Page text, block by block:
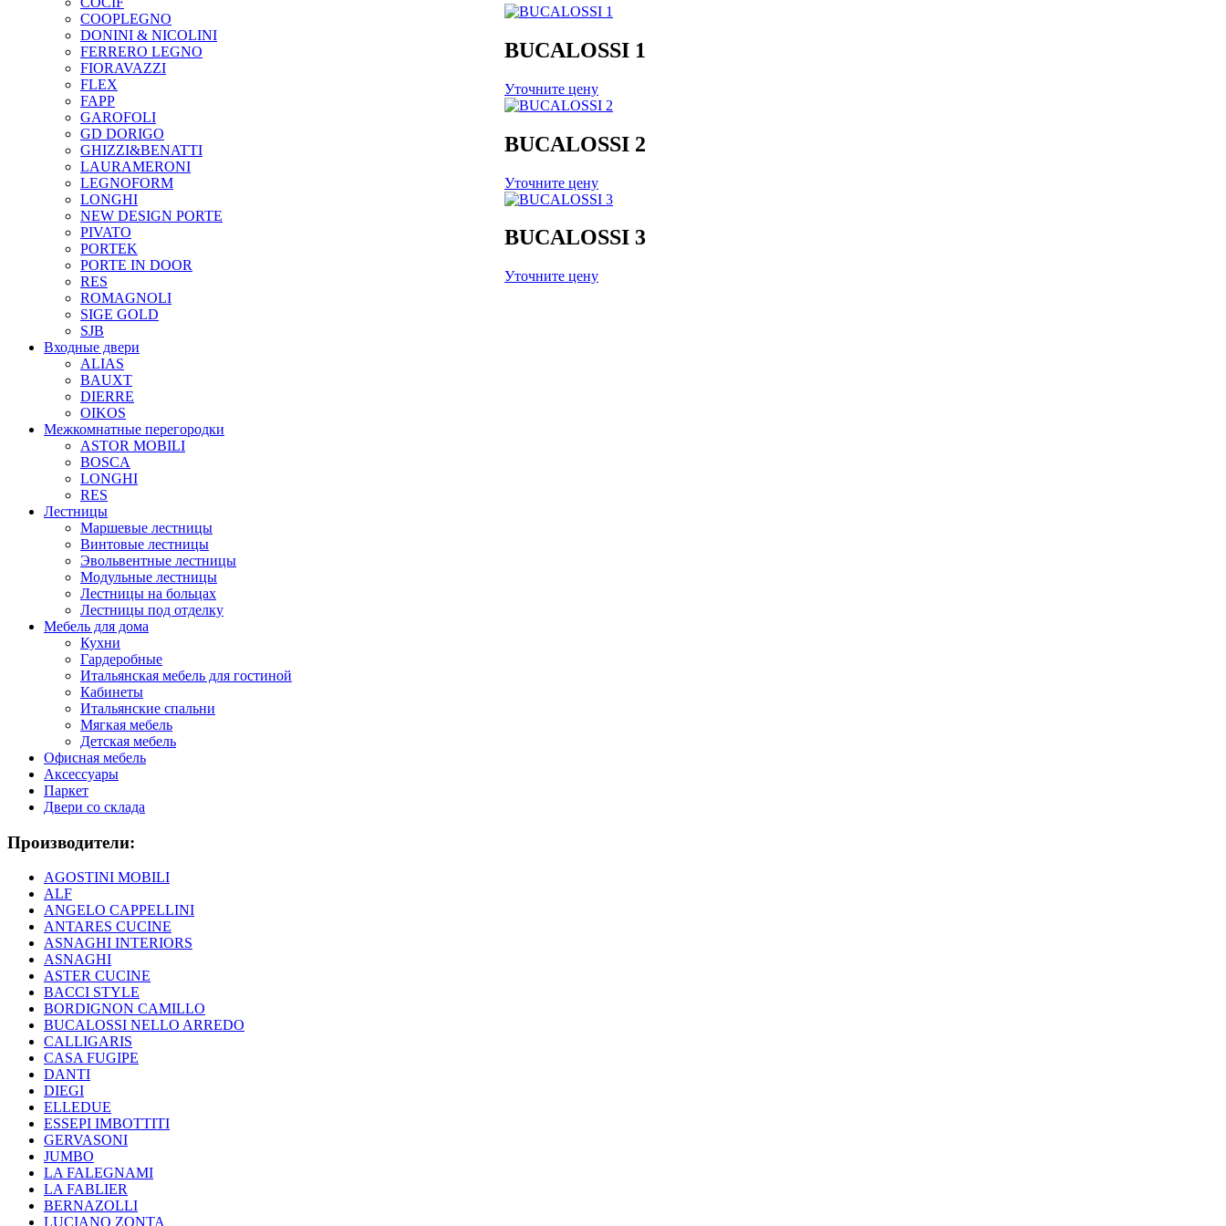
COOPLEGNO
DONINI & NICOLINI
FERRERO LEGNO
FIORAVAZZI
FLEX
FAPP
GAROFOLI
GD DORIGO
GHIZZI&BENATTI
LAURAMERONI
LEGNOFORM
LONGHI
NEW DESIGN PORTE
PIVATO
PORTEK
PORTE IN DOOR
RES
ROMAGNOLI
SIGE GOLD
SJB
Входные двери
ALIAS
BAUXT
DIERRE
OIKOS
Межкомнатные перегородки
ASTOR MOBILI
BOSCA
LONGHI
RES
Лестницы
Маршевые лестницы
Винтовые лестницы
Эвольвентные лестницы
Модульные лестницы
Лестницы на больцах
Лестницы под отделку
Мебель для дома
Кухни
Гардеробные
Итальянская мебель для гостиной
Кабинеты
Итальянские спальни
Мягкая мебель
Детская мебель
Офисная мебель
Аксессуары
Паркет
Двери со склада
Производители:
AGOSTINI MOBILI
ALF
ANGELO CAPPELLINI
ANTARES CUCINE
ASNAGHI INTERIORS
ASNAGHI
ASTER CUCINE
BACCI STYLE
BORDIGNON CAMILLO
BUCALOSSI NELLO ARREDO
CALLIGARIS
CASA FUGIPE
DANTI
DIEGI
ELLEDUE
ESSEPI IMBOTTITI
GERVASONI
JUMBO
LA FALEGNAMI
LA FABLIER
BERNAZOLLI
LUCIANO ZONTA
BUCALOSSI 1
Уточните цену
BUCALOSSI 2
Уточните цену
BUCALOSSI 3
Уточните цену